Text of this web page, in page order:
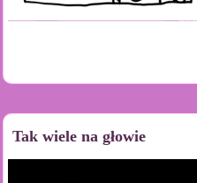
Tak wiele na głowie